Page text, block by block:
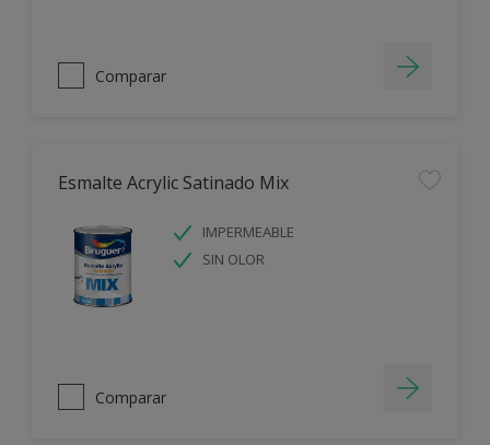
Comparar
Esmalte Acrylic Satinado Mix
IMPERMEABLE
SIN OLOR
Comparar